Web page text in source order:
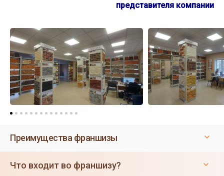
представителя компании
Преимущества франшизы
Что входит во франшизу?